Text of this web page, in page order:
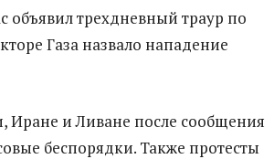
трехдневный траур по
Газа назвало нападение
и Ливане после сообщения
беспорядки. Также протесты